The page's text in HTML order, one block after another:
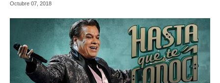
Octubre 07, 2018